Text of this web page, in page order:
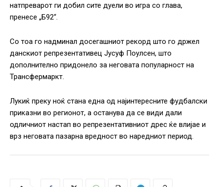
натпреварот ги добил сите дуели во игра со глава,
пренесе „Б92“.
Со тоа го надминал досегашниот рекорд што го држел
данскиот репрезентативец Јусуф Поулсен, што
дополнително придонело за неговата популарност на
Трансфермаркт.
Лукиќ преку ноќ стана една од најинтересните фудбалски
приказни во регионот, а останува да се види дали
одличниот настап во репрезентативниот дрес ќе влијае и
врз неговата пазарна вредност во наредниот период.